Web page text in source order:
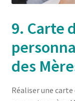
9. Carte
des
Réaliser une